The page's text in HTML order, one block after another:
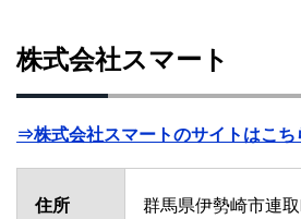
株式会社スマート
⇒株式会社スマートのサイトはこち
住所 群馬県伊勢崎市連